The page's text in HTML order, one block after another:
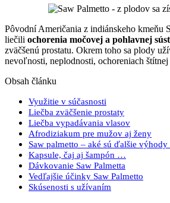
Pôvodní Američania z indiánskeho kmeňu
liečili ochorenia močovej a pohlavnej
zväčšenú prostatu. Okrem toho sa plody
nevoľnosti, neplodnosti, ochoreniach
Obsah článku
Využitie v súčasnosti
Liečba zväčšenie prostaty
Liečba vypadávania vlasov
Afrodiziakum pre mužov aj ženy
Saw palmetto – aké sú ďalšie výhody
Kapsule, čaj aj šampón …
Dávkovanie Saw Palmetta
Vedľajšie účinky Saw Palmetto
Skúsenosti s užívaním